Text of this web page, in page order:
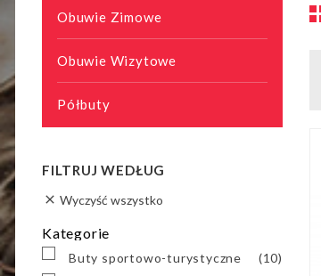
Obuwie Zimowe
Obuwie Wizytowe
Półbuty
FILTRUJ WEDŁUG
 Wyczyść wszystko
Kategorie
Buty sportowo-turystyczne
(10)